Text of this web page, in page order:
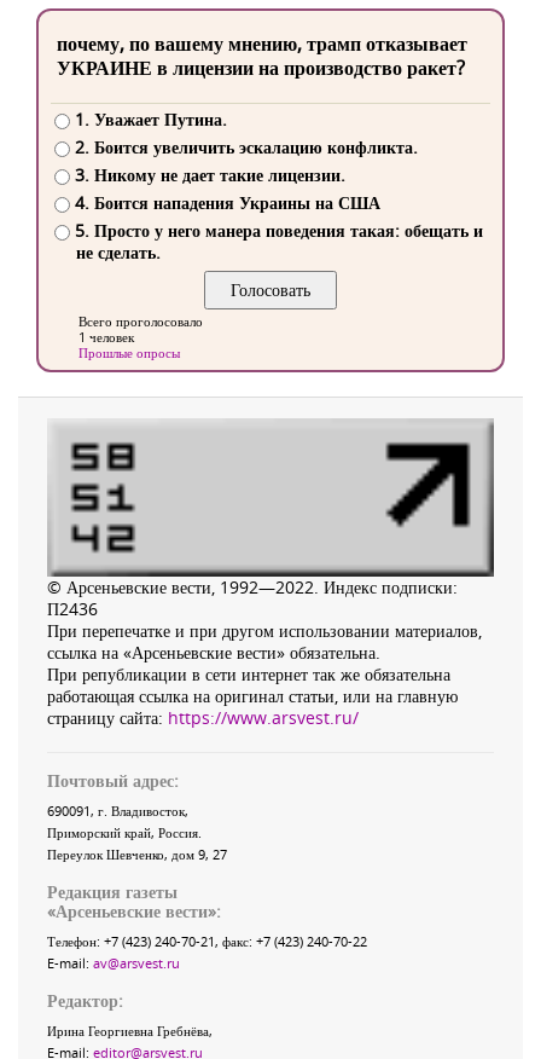
почему, по вашему мнению, трамп отказывает
УКРАИНЕ в лицензии на производство ракет?
1. Уважает Путина.
2. Боится увеличить эскалацию конфликта.
3. Никому не дает такие лицензии.
4. Боится нападения Украины на США
5. Просто у него манера поведения такая: обещать и
не сделать.
Всего проголосовало
1 человек
Прошлые опросы
© Арсеньевские вести, 1992—2022. Индекс подписки:
П2436
При перепечатке и при другом использовании материалов,
ссылка на «Арсеньевские вести» обязательна.
При републикации в сети интернет так же обязательна
работающая ссылка на оригинал статьи, или на главную
страницу сайта: https://www.arsvest.ru/
Почтовый адрес:
690091, г. Владивосток,
Приморский край, Россия
Переулок Шевченко, дом 9, 27
Редакция газеты
«Арсеньевские вести»:
Телефон: +7 (423) 240-70-21, факс: +7 (423) 240-70-22
E-mail: av@arsvest.ru
Редактор:
Ирина Георгиевна Гребнёва,
E-mail: editor@arsvest.ru